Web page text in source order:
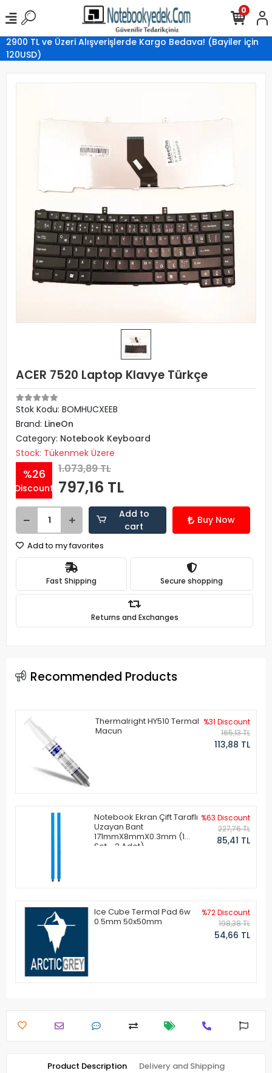
2900 TL ve Üzeri Alışverişlerde Kargo Bedava! (Bayiler için
120USD)
0
ACER 7520 Laptop Klavye Türkçe
Stok Kodu: BOMHUCXEEB
Brand: LineOn
Category: Notebook Keyboard
Stock: Tükenmek Üzere
%26
Discount
1.073,89 TL
797,16 TL
Add to
cart
Buy Now
Add to my favorites
Fast Shipping Secure shopping
Returns and Exchanges
Recommended Products
Thermalright HY510 Termal
Macun
%31 Discount
165,13 TL
113,88 TL
Notebook Ekran Çift Taraflı
Uzayan Bant
171mmX8mmX0.3mm (1
Set - 2 Adet)
%63 Discount
227,76 TL
85,41 TL
Ice Cube Termal Pad 6w
0.5mm 50x50mm
%72 Discount
198,38 TL
54,66 TL
Product Description Delivery and Shipping